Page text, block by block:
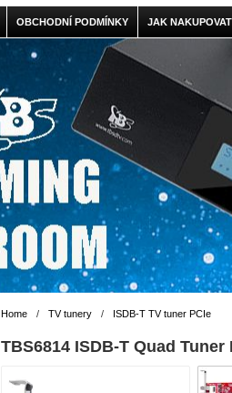
OBCHODNÍ PODMÍNKY JAK NAKUPOVAT
Home / TV tunery / ISDB-T TV tuner PCIe
TBS6814 ISDB-T Quad Tuner